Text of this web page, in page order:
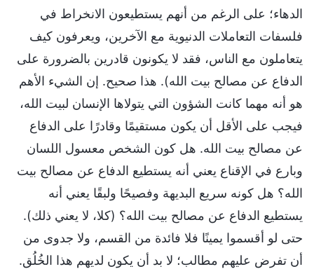
الدهاء؛ على الرغم من أنهم يستطيعون الانخراط في
فلسفات التعاملات الدنيوية مع الآخرين، ويعرفون كيف
يتعاملون مع الناس، فقد لا يكونون قادرين بالضرورة على
الدفاع عن مصالح بيت الله). هذا صحيح. إن الشيء الأهم
هو أنه مهما كانت الشؤون التي يتولاها الإنسان لبيت الله،
فيجب على الأقل أن يكون مستقيمًا وقادرًا على الدفاع
عن مصالح بيت الله. هل كون الشخص معسول اللسان
وبارع في الإقناع يعني أنه يستطيع الدفاع عن مصالح بيت
الله؟ هل كونه سريع البديهة وفصيحًا ولبقًا يعني أنه
يستطيع الدفاع عن مصالح بيت الله؟ (كلا، لا يعني ذلك).
حتى لو أقسموا يمينًا فلا فائدة من القسم، ولا جدوى من
أن تفرض عليهم مطالب؛ لا بد أن يكون لديهم هذا الخُلُق.